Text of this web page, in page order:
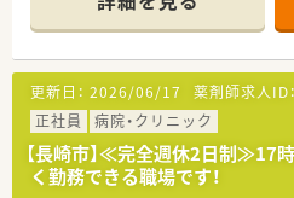
【施設情報と応需状況について】
■長崎県長崎市に立地する病
で約5分です。内科、外科、整形
科、透析内科など幅広い診療
名と調剤助手2名が勤務してお
目です。
■場所としては山奥にあり、病
不安がある方は送迎バスを利
迎バスは諫早方面、長崎方面か
更新日： 2026/06/17 薬剤師求人ID：
正社員
病院・クリニック
【長崎市】≪完全週休2日制≫17
く勤務できる職場です！